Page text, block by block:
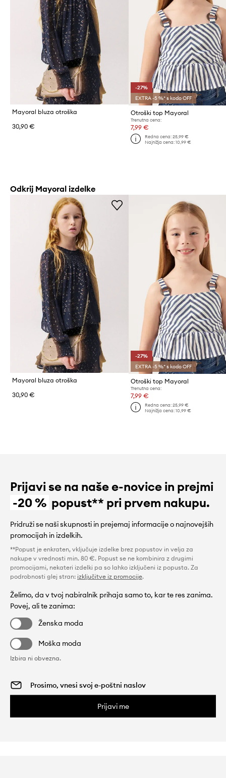
Mayoral bluza otroška
30,90 €
-27%
EXTRA -5 %* s kodo OFF
Otroški top Mayoral
Trenutna cena:
7,99 €
Redna cena: 25,99 €
Najnižja cena: 10,99 €
Odkrij Mayoral izdelke
Mayoral bluza otroška
30,90 €
-27%
EXTRA -5 %* s kodo OFF
Otroški top Mayoral
Trenutna cena:
7,99 €
Redna cena: 25,99 €
Najnižja cena: 10,99 €
Prijavi se na naše e-novice in prejmi
-20 % popust** pri prvem nakupu.
Pridruži se naši skupnosti in prejemaj informacije o najnovejših
promocijah in izdelkih.
**Popust je enkraten, vključuje izdelke brez popustov in velja za
nakupe v vrednosti min. 80 €. Popust se ne kombinira z drugimi
promocijami, nekateri izdelki pa so lahko izključeni iz popusta. Za
podrobnosti glej stran: izključitve iz promocije.
Želimo, da v tvoj nabiralnik prihaja samo to, kar te res zanima.
Povej, ali te zanima:
Ženska moda
Moška moda
Izbira ni obvezna.
Prijavi me